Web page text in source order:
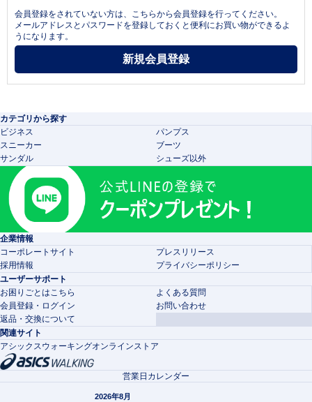
会員登録をされていない方は、こちらから会員登録を行ってください。
メールアドレスとパスワードを登録しておくと便利にお買い物ができるよ
うになります。
カテゴリから探す
ビジネス
パンプス
スニーカー
ブーツ
サンダル
シューズ以外
企業情報
コーポレートサイト
プレスリリース
採用情報
プライバシーポリシー
ユーザーサポート
お困りごとはこちら
よくある質問
会員登録・ログイン
お問い合わせ
返品・交換について
関連サイト
アシックスウォーキングオンラインストア
営業日カレンダー
2026年8月